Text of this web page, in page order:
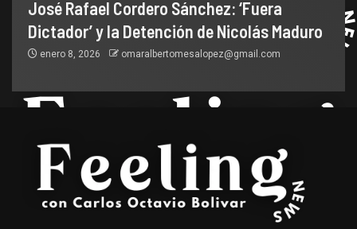
José Rafael Cordero Sánchez: ‘Fuera
Dictador’ y la Detención de Nicolás Maduro
enero 8, 2026 omaralbertomesalopez@gmail.com